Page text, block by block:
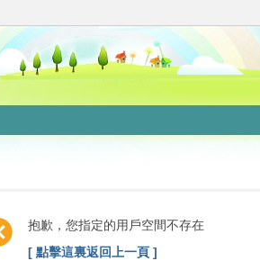
抱歉，您指定的用戶空間不存在
[ 點擊這裏返回上一頁 ]